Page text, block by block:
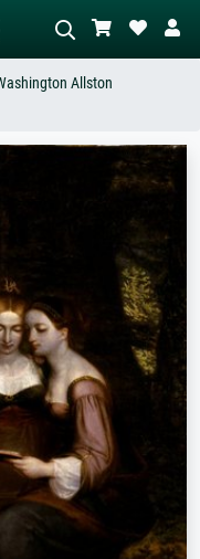
Sie die Szene – z.B. Grüne
Abstrakt mit viel Rot, Dunkles
Allston